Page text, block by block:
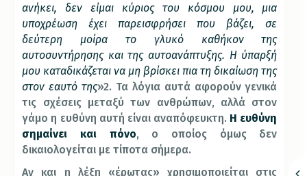
ανήκει, δεν είμαι κύριος του κόσμου μου, μια
υποχρέωση έχει παρεισφρήσει που βάζει, σε
δεύτερη μοίρα το γλυκό καθήκον της
αυτοσυντήρησης και της αυτοανάπτυξης. Η ύπαρξή
μου καταδικάζεται να μη βρίσκει πια τη δικαίωση της
στον εαυτό της»2. Τα λόγια αυτά αφορούν γενικά
τις σχέσεις μεταξύ των ανθρώπων, αλλά στον
γάμο η ευθύνη αυτή είναι αναπόφευκτη. Η ευθύνη
σημαίνει και πόνο, ο οποίος όμως δεν
δικαιολογείται με τίποτα σήμερα.
Αν και η λέξη «έρωτας» χρησιμοποιείται στις